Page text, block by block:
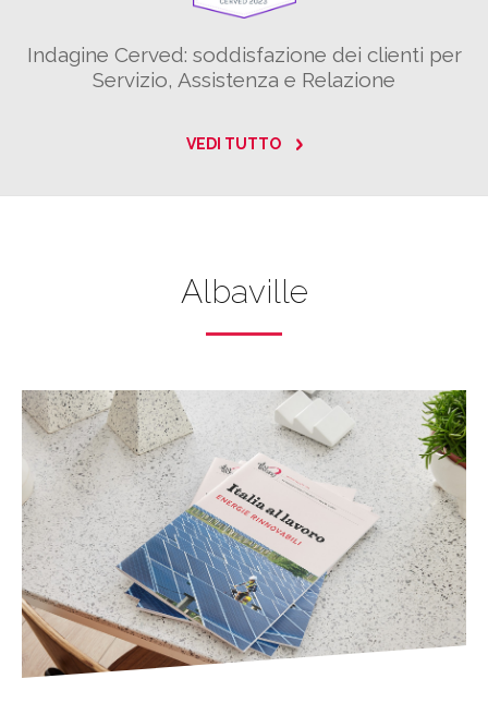
Indagine Cerved: soddisfazione dei clienti per
Servizio, Assistenza e Relazione
VEDI TUTTO
Albaville